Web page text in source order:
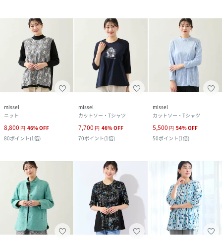
missel
ニット
8,800 円 46%OFF
80ポイント(1倍)
missel
カットソー・Tシャツ
7,700 円 46%OFF
70ポイント(1倍)
missel
カットソー・Tシャツ
5,500 円 54%OFF
50ポイント(1倍)